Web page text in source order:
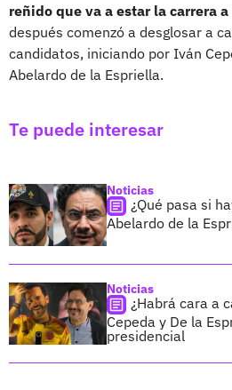
reñido que va a estar la carrera
después comenzó a desglosar a
candidatos, iniciando por Iván
Abelardo de la Espriella.
Te puede interesar
Noticias
¿Qué pasa si
Abelardo de la
Noticias
¿Habrá cara a
Cepeda y De la
presidencial